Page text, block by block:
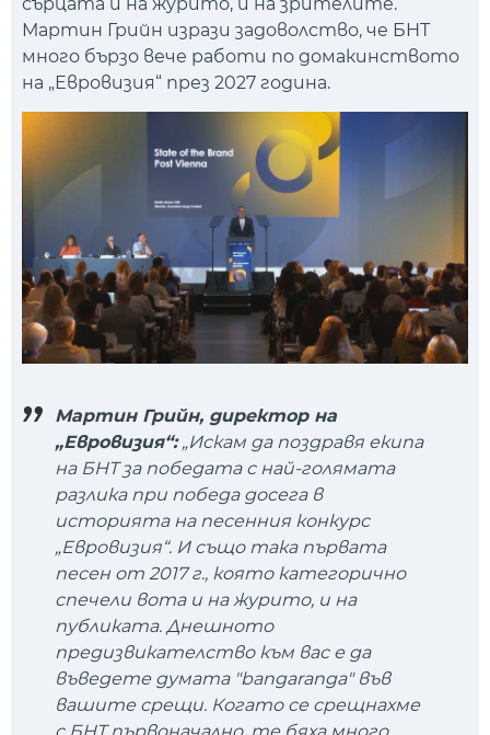
Мартин Грийн изрази задоволство, че БНТ
много бързо вече работи по домакинството
на „Евровизия“ през 2027 година.
Мартин Грийн, директор на
„Евровизия“:„Искам да поздравя екипа
на БНТ за победата с най-голямата
разлика при победа досега в
историята на песенния конкурс
„Евровизия“. И също така първата
песен от 2017 г., която категорично
спечели вота и на журито, и на
публиката. Днешното
предизвикателство към вас е да
въведете думата "bangaranga" във
вашите срещи. Когато се срещнахме
с БНТ първоначално, те бяха много